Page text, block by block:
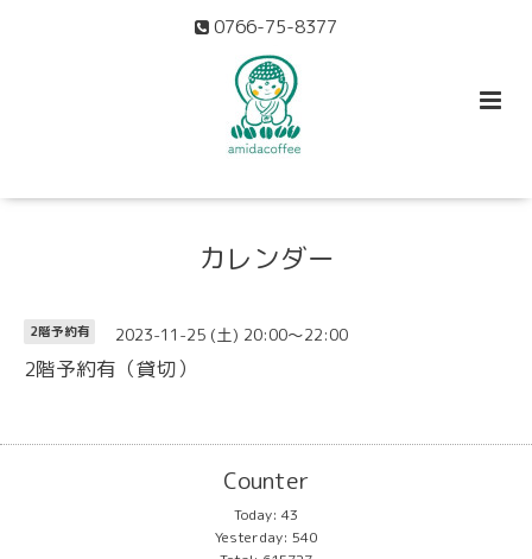
0766-75-8377
カレンダー
2階予約有 2023-11-25 (土) 20:00～22:00
2階予約有（貸切）
Counter
Today: 43
Yesterday: 540